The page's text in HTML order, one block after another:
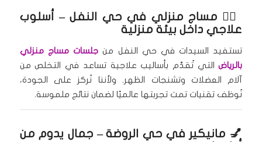
🧘‍♀️ مساج منزلي في حي النفل– أسلوب
علاجي داخل بيئة منزلية
تستفيد السيدات في حي النفل من جلسات مساج منزلي
بالرياضالتي تُقدَّم بأساليب علاجية تساعد في التخلص من
آلام العضلات وتشنجات الظهر. ولأننا نُركز على الجودة،
نُوظف تقنيات تمت تجربتها عالميًا لضمان نتائج ملموسة.
💅 مانيكير في حي الروضة– جمال يدوم من